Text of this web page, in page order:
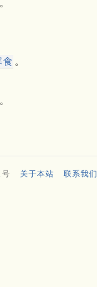
。
食 。
。
关于本站 联系我们